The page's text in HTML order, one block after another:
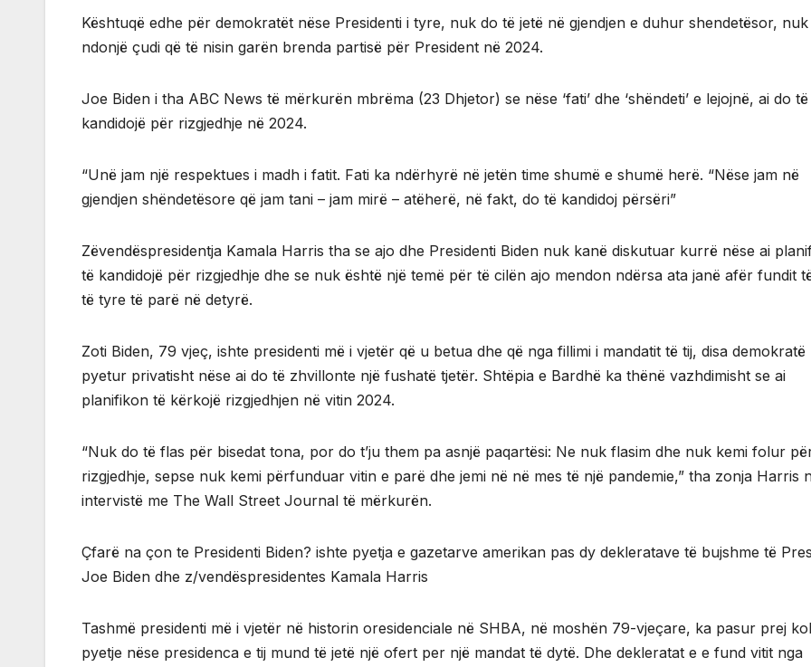
Kështuqë edhe për demokratët nëse Presidenti i tyre, nuk do të jetë në gjendjen e duhur shendetësor,
ndonjë çudi që të nisin garën brenda partisë për President në 2024.
Joe Biden i tha ABC News të mërkurën mbrëma (23 Dhjetor) se nëse ‘fati’ dhe ‘shëndeti’ e lejojnë, ai do të
kandidojë për rizgjedhje në 2024.
“Unë jam një respektues i madh i fatit. Fati ka ndërhyrë në jetën time shumë e shumë herë. “Nëse jam në
gjendjen shëndetësore që jam tani – jam mirë – atëherë, në fakt, do të kandidoj përsëri”
Zëvendëspresidentja Kamala Harris tha se ajo dhe Presidenti Biden nuk kanë diskutuar kurrë nëse ai
të kandidojë për rizgjedhje dhe se nuk është një temë për të cilën ajo mendon ndërsa ata janë afër fundit
të tyre të parë në detyrë.
Zoti Biden, 79 vjeç, ishte presidenti më i vjetër që u betua dhe që nga fillimi i mandatit të tij, disa demokratë
pyetur privatisht nëse ai do të zhvillonte një fushatë tjetër. Shtëpia e Bardhë ka thënë vazhdimisht se ai
planifikon të kërkojë rizgjedhjen në vitin 2024.
“Nuk do të flas për bisedat tona, por do t’ju them pa asnjë paqartësi: Ne nuk flasim dhe nuk kemi folur
rizgjedhje, sepse nuk kemi përfunduar vitin e parë dhe jemi në në mes të një pandemie,” tha zonja Harris
intervistë me The Wall Street Journal të mërkurën.
Çfarë na çon te Presidenti Biden? ishte pyetja e gazetarve amerikan pas dy dekleratave të bujshme të
Joe Biden dhe z/vendëspresidentes Kamala Harris
Tashmë presidenti më i vjetër në historin oresidenciale në SHBA, në moshën 79-vjeçare, ka pasur prej
pyetje nëse presidenca e tij mund të jetë një ofert per një mandat të dytë. Dhe dekleratat e e fund vitit nga